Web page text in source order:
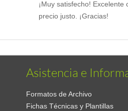
¡Muy satisfecho!
precio justo. ¡Gracias!
Asistencia e
Formatos de Archivo
Fichas Técnicas y Plantillas